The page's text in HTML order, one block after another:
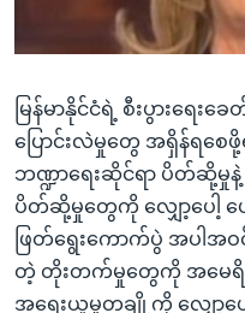
သို့
ကျော်
ကြည့်
ရှာဖွေ
ရန်
နေရာ
ဗွီအိုအေ လူမှုကွန်ယက်များ
ဘာသာစကားများ
မြန်မာနိုင်ငံရဲ့ စီးပွားရေး
ပြောင်းလဲမှုတွေ အရှိန်ရစ
ဘဏ္ဍာရေးဆိုင်ရာ ပိတ်ဆို့မှုနဲ့
ပိတ်ဆို့မှုတွေကို လျှော့ပေါ့ ပ
ဖြတ်ရွေးကောက်ပွဲ အပါ
တဲ့ တိုးတက်မှုတွေကို အမေ
အရေးယူမှုတချို့ကို လျှော့ပေ